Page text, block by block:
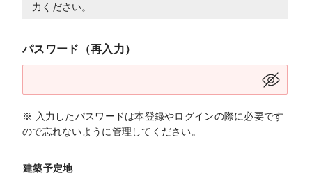
力ください。
パスワード（再入力）
※ 入力したパスワードは本登録やログインの際に必要です
ので忘れないように管理してください。
建築予定地